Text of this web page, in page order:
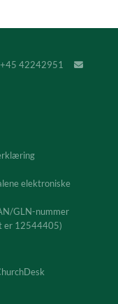
42242951 
elektroniske
GLN-nummer
er 12544405)